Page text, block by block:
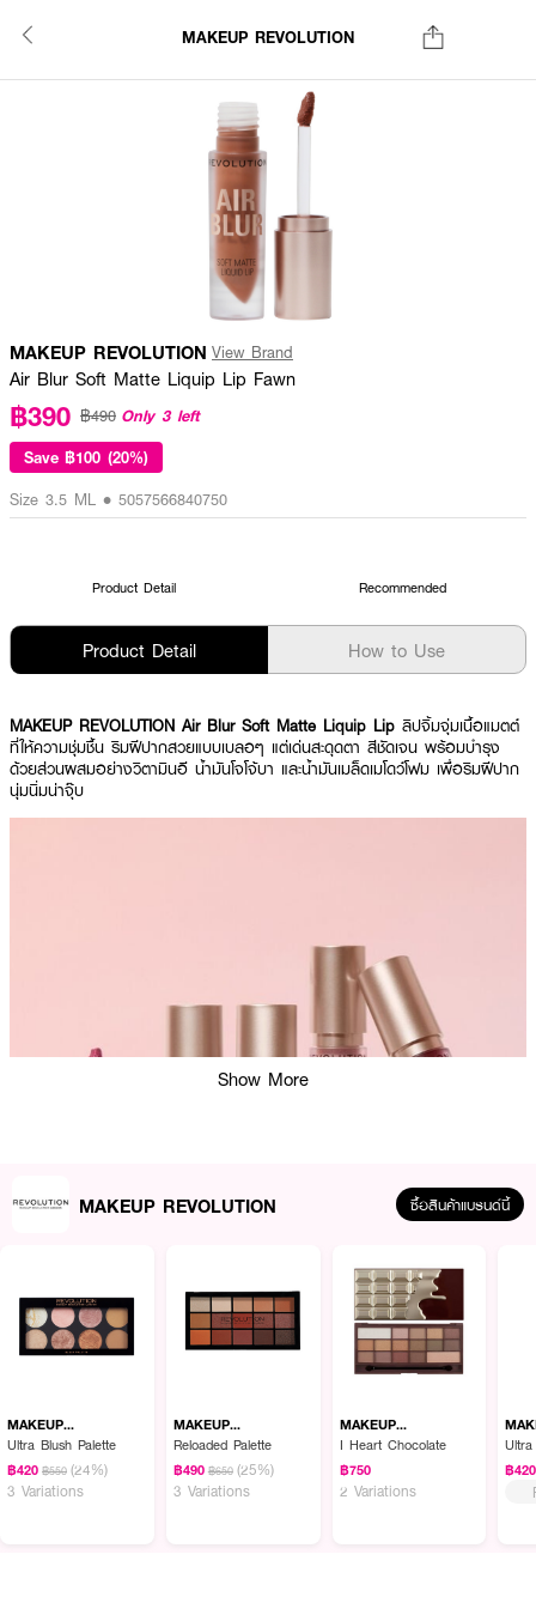
MAKEUP REVOLUTION
MAKEUP REVOLUTION View Brand
Air Blur Soft Matte Liquip Lip Fawn
฿390 ฿490 Only 3 left
Save ฿100 (20%)
Size 3.5 ML • 5057566840750
Product Detail Recommended
Product Detail How to Use
MAKEUP REVOLUTION Air Blur Soft Matte Liquip Lip ลิปจิ้มจุ่มเนื้อแมตต์
ที่ให้ความชุ่มชื้น ริมฝีปากสวยแบบเบลอๆ แต่เด่นสะดุดตา สีชัดเจน พร้อมบำรุง
ด้วยส่วนผสมอย่างวิตามินอี น้ำมันโจโจ้บา และน้ำมันเมล็ดเมโดว์โฟม เพื่อริมฝีปาก
นุ่มนิ่มน่าจุ๊บ
ผลลัพธ์ที่ได้ :
ที่ให้ความชุ่มชื้น ริมฝีปากสวยแบบเบลอๆ แต่เด่นสะดุดตา สีชัดเจน พร้อมบำรุง
ด้วยส่วนผสมอย่างวิตามินอี น้ำมันโจโจ้บา และน้ำมันเมล็ดเมโดว์โฟม เพื่อริมฝีปาก
นุ่มนิ่มน่าจุ๊บ
· เนื้อแมตต์แบบ Air Blur บางเบา ไม่แห้งตึง
Show More
MAKEUP REVOLUTION ซื้อสินค้าแบรนด์นี้
MAKEUP
REVOLUTION
Ultra Blush Palette
฿420 ฿550 (24%)
3 Variations
MAKEUP
REVOLUTION
Reloaded Palette
฿490 ฿650 (25%)
3 Variations
MAKEUP
REVOLUTION
I Heart Chocolate
฿750
2 Variations
฿420